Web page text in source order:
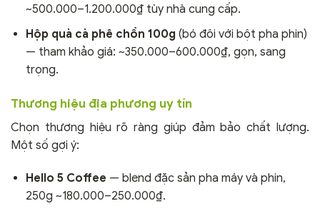
~500.000–1.200.000₫ tùy nhà cung cấp.
Hộp quà cà phê chồn 100g (bó đôi với bột pha phin)
— tham khảo giá: ~350.000–600.000₫, gọn, sang
trọng.
Thương hiệu địa phương uy tín
Chọn thương hiệu rõ ràng giúp đảm bảo chất lượng.
Một số gợi ý:
Hello 5 Coffee — blend đặc sản pha máy và phin,
250g ~180.000–250.000₫.